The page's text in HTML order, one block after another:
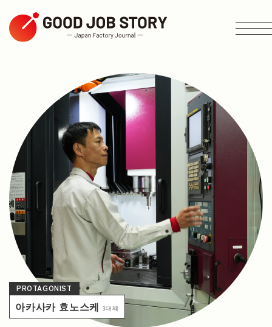
ARTICLE
테마별 검색
지역별로 검색
업종별 검색
NEWS
PROTAGONIST
아카사카 효노스케 3대째